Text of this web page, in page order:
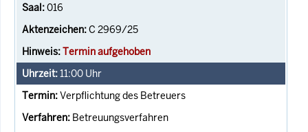
016
C 2969/25
Termin aufgehoben
11:00 Uhr
Verpflichtung des Betreuers
Betreuungsverfahren